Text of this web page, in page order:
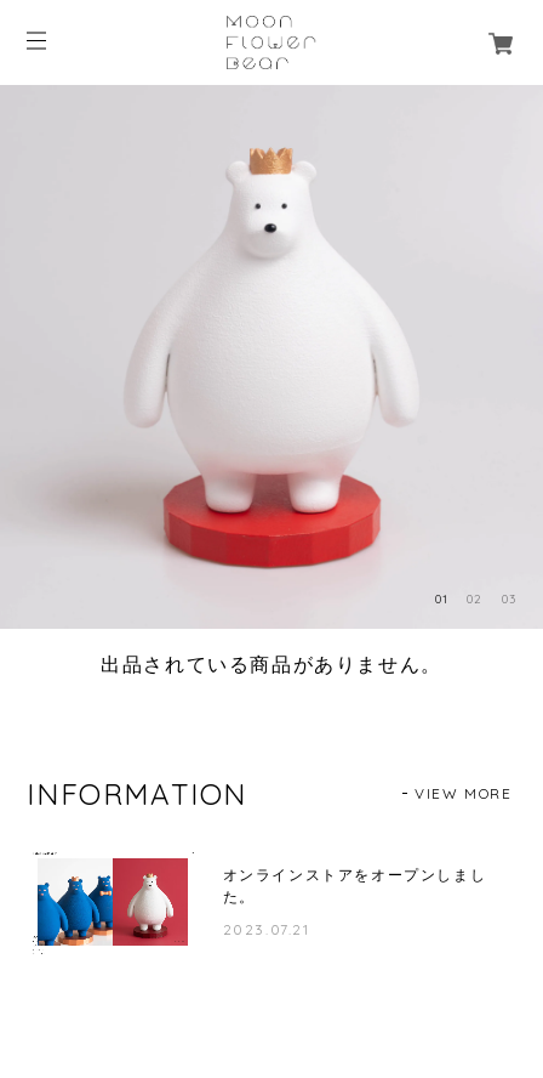
01 02 03
出品されている商品がありません。
INFORMATION VIEW MORE
オンラインストアをオープンしまし
た。
2023.07.21